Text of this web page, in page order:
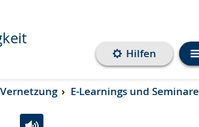
Hilfen
E-Learnings und Seminare